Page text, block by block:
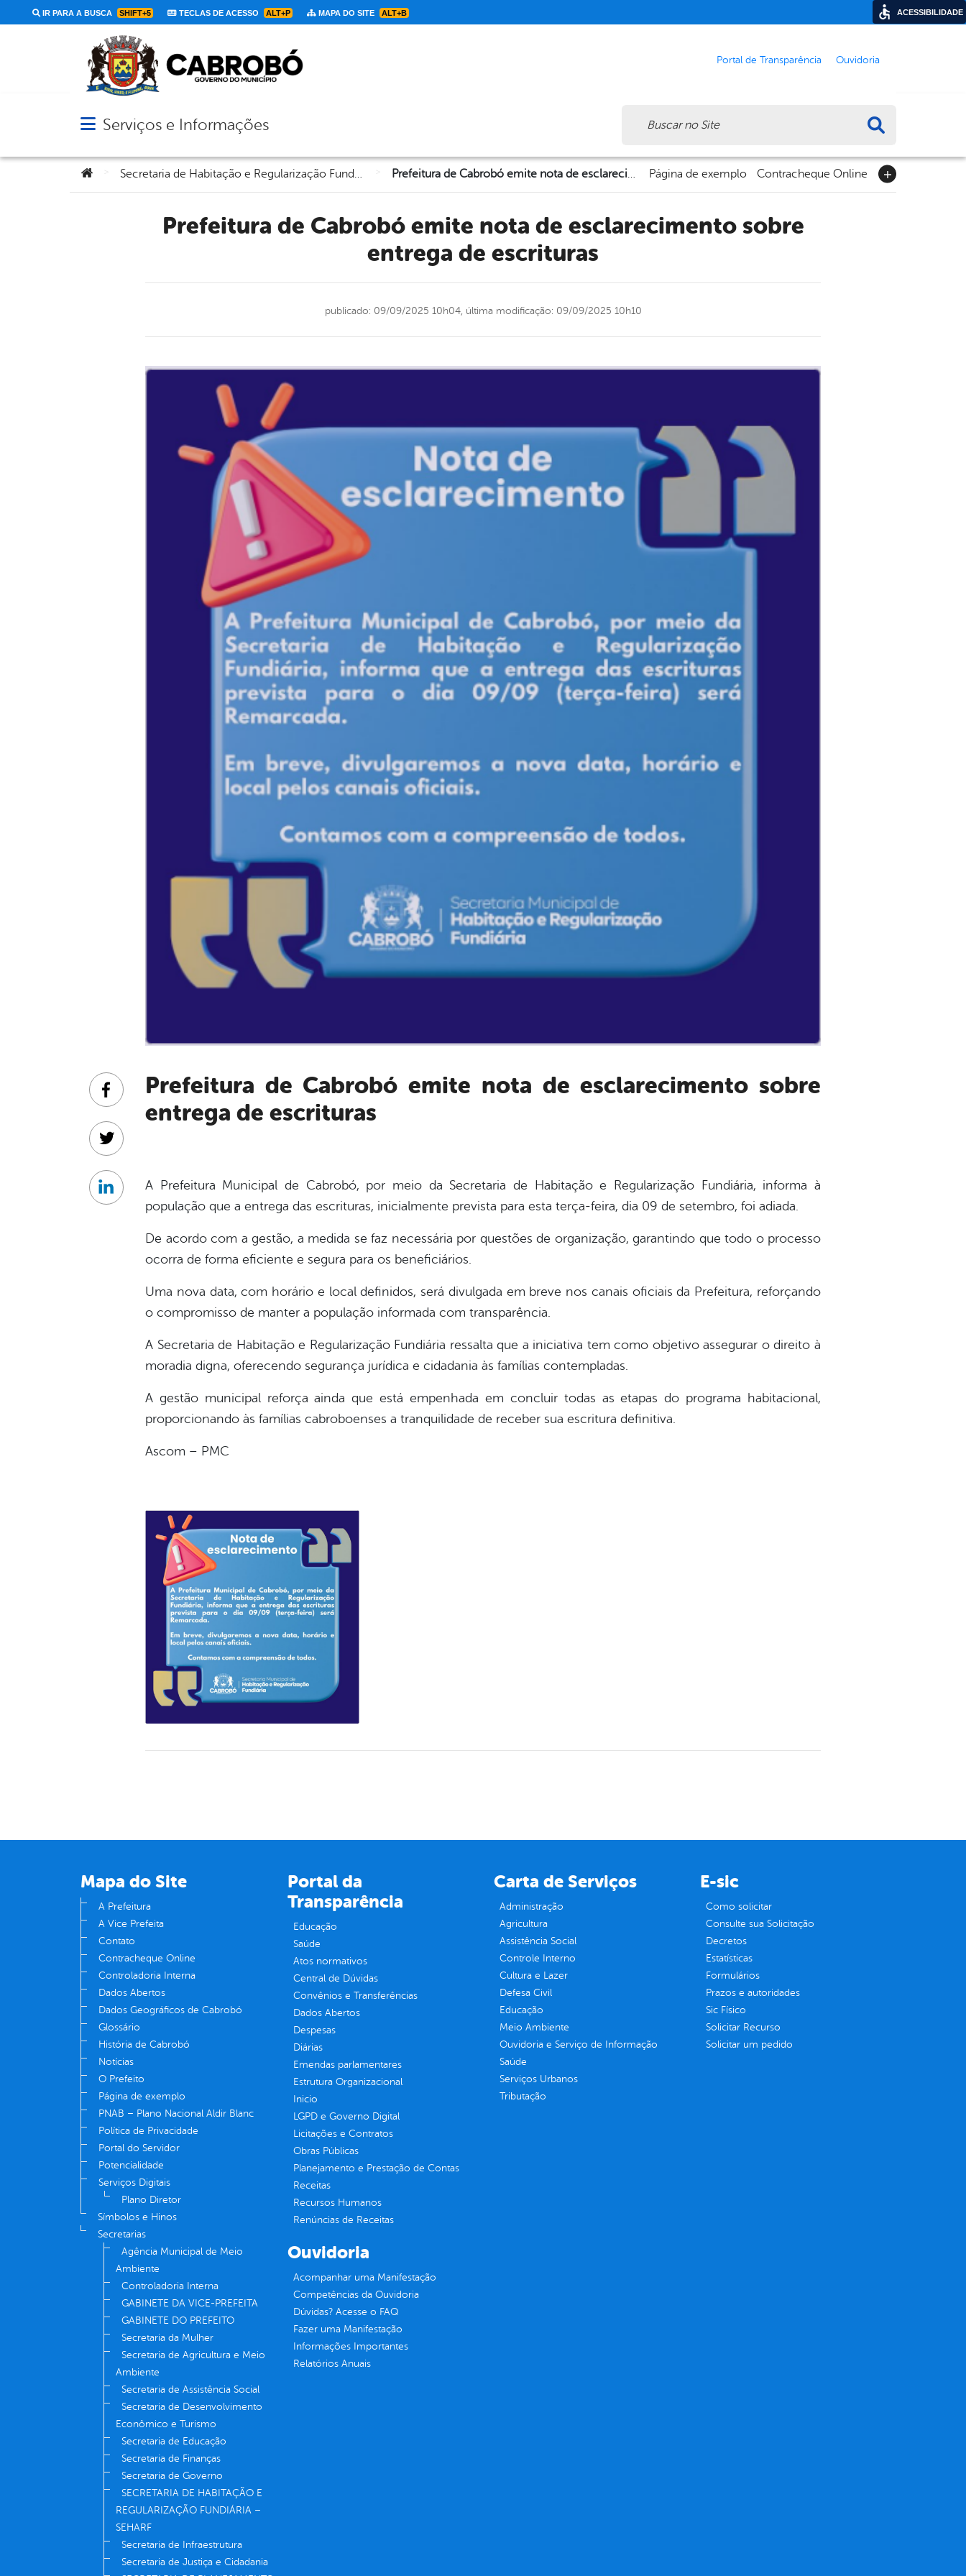
IR PARA A BUSCA SHIFT+5 TECLAS DE ACESSO ALT+P MAPA DO SITE ALT+B
Portal de Transparência Ouvidoria
Abrir menu principal de navegação
Serviços e Informações
Você está aqui: Secretaria de Habitação e Regularização Fundiária Prefeitura de Cabrobó emite nota de esclarecimento sobre entrega de escrituras Página de exemplo Contracheque Online
Prefeitura de Cabrobó emite nota de esclarecimento sobre
entrega de escrituras
publicado: 09/09/2025 10h04, última modificação: 09/09/2025 10h10
Prefeitura de Cabrobó emite nota de esclarecimento sobre
entrega de escrituras
A Prefeitura Municipal de Cabrobó, por meio da Secretaria de Habitação e Regularização Fundiária, informa à
população que a entrega das escrituras, inicialmente prevista para esta terça-feira, dia 09 de setembro, foi adiada.
De acordo com a gestão, a medida se faz necessária por questões de organização, garantindo que todo o processo
ocorra de forma eficiente e segura para os beneficiários.
Uma nova data, com horário e local definidos, será divulgada em breve nos canais oficiais da Prefeitura, reforçando
o compromisso de manter a população informada com transparência.
A Secretaria de Habitação e Regularização Fundiária ressalta que a iniciativa tem como objetivo assegurar o direito à
moradia digna, oferecendo segurança jurídica e cidadania às famílias contempladas.
A gestão municipal reforça ainda que está empenhada em concluir todas as etapas do programa habitacional,
proporcionando às famílias cabroboenses a tranquilidade de receber sua escritura definitiva.
Ascom – PMC
Facebook
Twitter
Linkedin
Mapa do Site
A Prefeitura
A Vice Prefeita
Contato
Contracheque Online
Controladoria Interna
Dados Abertos
Dados Geográficos de Cabrobó
Glossário
História de Cabrobó
Notícias
O Prefeito
Página de exemplo
PNAB – Plano Nacional Aldir Blanc
Política de Privacidade
Portal do Servidor
Potencialidade
Serviços Digitais
Plano Diretor
Símbolos e Hinos
Secretarias
Agência Municipal de Meio
Ambiente
Controladoria Interna
GABINETE DA VICE-PREFEITA
GABINETE DO PREFEITO
Secretaria da Mulher
Secretaria de Agricultura e Meio
Ambiente
Secretaria de Assistência Social
Secretaria de Desenvolvimento
Econômico e Turismo
Secretaria de Educação
Secretaria de Finanças
Secretaria de Governo
SECRETARIA DE HABITAÇÃO E
REGULARIZAÇÃO FUNDIÁRIA –
SEHARF
Secretaria de Infraestrutura
Secretaria de Justiça e Cidadania
Portal da
Transparência
Educação
Saúde
Atos normativos
Central de Dúvidas
Convênios e Transferências
Dados Abertos
Despesas
Diárias
Emendas parlamentares
Estrutura Organizacional
Inicio
LGPD e Governo Digital
Licitações e Contratos
Obras Públicas
Planejamento e Prestação de Contas
Receitas
Recursos Humanos
Renúncias de Receitas
Carta de Serviços
Administração
Agricultura
Assistência Social
Controle Interno
Cultura e Lazer
Defesa Civil
Educação
Meio Ambiente
Ouvidoria e Serviço de Informação
Saúde
Serviços Urbanos
Tributação
E-sic
Como solicitar
Consulte sua Solicitação
Decretos
Estatísticas
Formulários
Prazos e autoridades
Sic Físico
Solicitar Recurso
Solicitar um pedido
Ouvidoria
Acompanhar uma Manifestação
Competências da Ouvidoria
Dúvidas? Acesse o FAQ
Fazer uma Manifestação
Informações Importantes
Relatórios Anuais
ACESSIBILIDADE